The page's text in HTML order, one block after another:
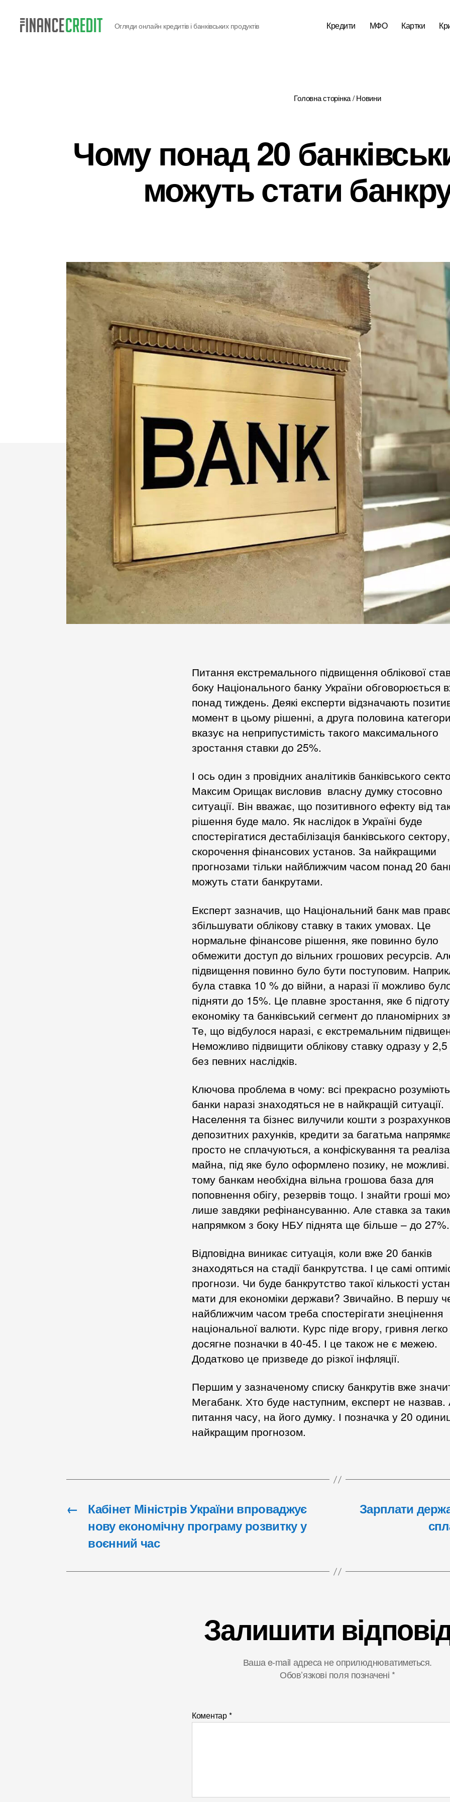
Огляди онлайн кредитів і банківських продуктів Кредити МФО Картки
Головна сторінка/Новини
Чому понад 20
можуть стати
Питання екстремального підвищення облікової
боку Національного банку України обговорюється
понад тиждень. Деякі експерти відзначають
момент в цьому рішенні, а друга половина
вказує на неприпустимість такого максимального
зростання ставки до 25%.
І ось один з провідних аналітиків банківського
Максим Орищак висловив власну думку стосовно
ситуації. Він вважає, що позитивного ефекту від
рішення буде мало. Як наслідок в Україні буде
спостерігатися дестабілізація банківського
скорочення фінансових установ. За найкращими
прогнозами тільки найближчим часом понад 20
можуть стати банкрутами.
Експерт зазначив, що Національний банк мав
збільшувати облікову ставку в таких умовах. Це
нормальне фінансове рішення, яке повинно було
обмежити доступ до вільних грошових ресурсів.
підвищення повинно було бути поступовим.
була ставка 10 % до війни, а наразі її можливо
підняти до 15%. Це плавне зростання, яке б
економіку та банківський сегмент до планомірних
Те, що відбулося наразі, є екстремальним
Неможливо підвищити облікову ставку одразу у
без певних наслідків.
Ключова проблема в чому: всі прекрасно
банки наразі знаходяться не в найкращій ситуації.
Населення та бізнес вилучили кошти з
депозитних рахунків, кредити за багатьма
просто не сплачуються, а конфіскування та
майна, під яке було оформлено позику, не
тому банкам необхідна вільна грошова база для
поповнення обігу, резервів тощо. І знайти гроші
лише завдяки рефінансуванню. Але ставка за
напрямком з боку НБУ піднята ще більше – до 27%.
Відповідна виникає ситуація, коли вже 20 банків
знаходяться на стадії банкрутства. І це самі
прогнози. Чи буде банкрутство такої кількості
мати для економіки держави? Звичайно. В першу
найближчим часом треба спостерігати знецінення
національної валюти. Курс піде вгору, гривня легко
досягне позначки в 40-45. І це також не є межею.
Додатково це призведе до різкої інфляції.
Першим у зазначеному списку банкрутів вже
Мегабанк. Хто буде наступним, експерт не
питання часу, на його думку. І позначка у 20
найкращим прогнозом.
←
Кабінет Міністрів України впроваджує
нову економічну програму розвитку у
воєнний час
Зарплати
Залишити
Ваша e-mail адреса не оприлюднюватиметься.
Обов’язкові поля позначені *
Коментар*